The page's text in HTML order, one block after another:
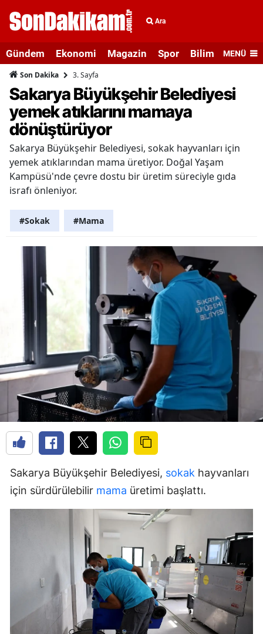
Ara
Gündem Ekonomi Magazin Spor Bilim veMENÜ
Son Dakika 3. Sayfa
Sakarya Büyükşehir Belediyesi
yemek atıklarını mamaya
dönüştürüyor
Sakarya Büyükşehir Belediyesi, sokak hayvanları için
yemek atıklarından mama üretiyor. Doğal Yaşam
Kampüsü'nde çevre dostu bir üretim süreciyle gıda
israfı önleniyor.
#Sokak #Mama
Sakarya Büyükşehir Belediyesi, sokak hayvanları
için sürdürülebilir mama üretimi başlattı.